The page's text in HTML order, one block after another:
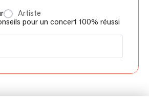
Artiste
pour un concert 100% réussi